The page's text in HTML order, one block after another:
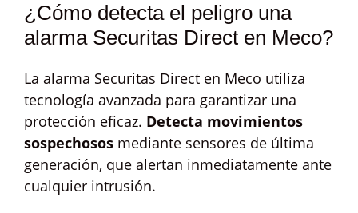
¿Cómo detecta el peligro una
alarma Securitas Direct en Meco?
La alarma Securitas Direct en Meco utiliza
tecnología avanzada para garantizar una
protección eficaz. Detecta movimientos
sospechosos mediante sensores de última
generación, que alertan inmediatamente ante
cualquier intrusión.